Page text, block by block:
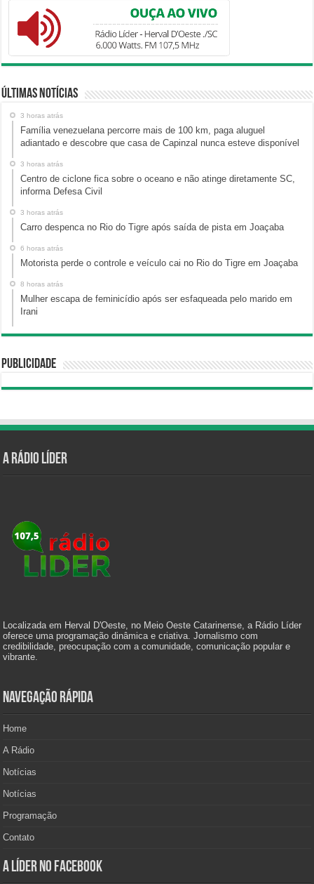
Últimas Notícias
3 horas atrás
Família venezuelana percorre mais de 100 km, paga aluguel
adiantado e descobre que casa de Capinzal nunca esteve disponível
3 horas atrás
Centro de ciclone fica sobre o oceano e não atinge diretamente SC,
informa Defesa Civil
3 horas atrás
Carro despenca no Rio do Tigre após saída de pista em Joaçaba
6 horas atrás
Motorista perde o controle e veículo cai no Rio do Tigre em Joaçaba
8 horas atrás
Mulher escapa de feminicídio após ser esfaqueada pelo marido em
Irani
Publicidade
A Rádio Líder
Localizada em Herval D'Oeste, no Meio Oeste Catarinense, a Rádio Líder
oferece uma programação dinâmica e criativa. Jornalismo com
credibilidade, preocupação com a comunidade, comunicação popular e
vibrante.
Navegação Rápida
Home
A Rádio
Notícias
Notícias
Programação
Contato
A Líder no Facebook